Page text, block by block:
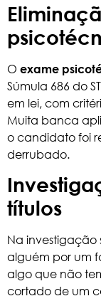
O exame
Súmula 686 do
em lei, com
Muita banca
o candidato foi
derrubado.
títulos
Na investigação
alguém por um
algo que não
cortado de um